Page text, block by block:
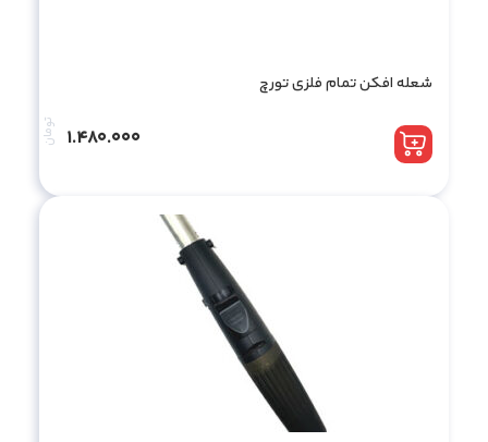
شعله افکن تمام فلزی تورچ
تومان 1.480.000